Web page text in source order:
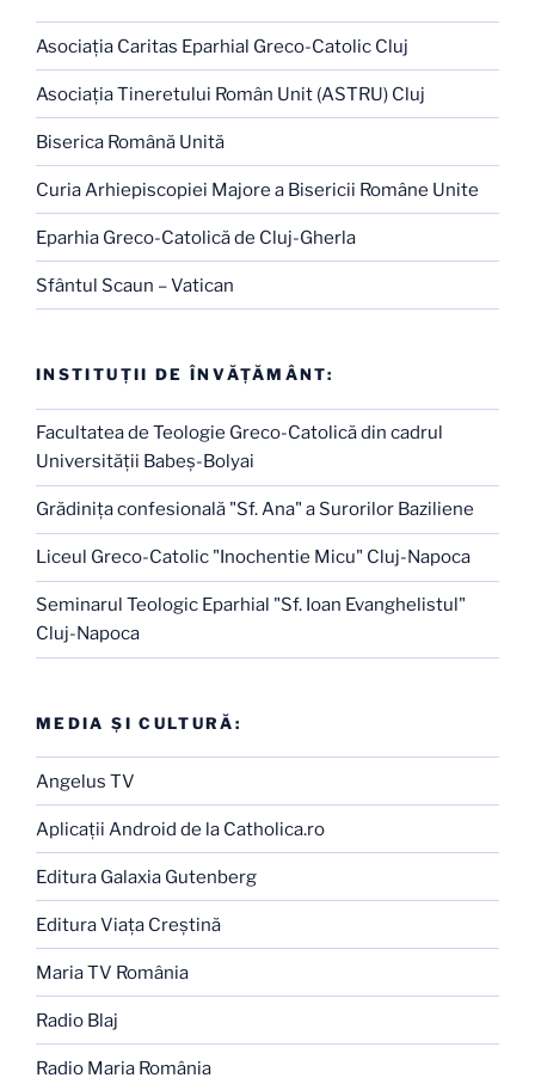
Asociaţia Caritas Eparhial Greco-Catolic Cluj
Asociaţia Tineretului Român Unit (ASTRU) Cluj
Biserica Română Unită
Curia Arhiepiscopiei Majore a Bisericii Române Unite
Eparhia Greco-Catolică de Cluj-Gherla
Sfântul Scaun – Vatican
INSTITUŢII DE ÎNVĂŢĂMÂNT:
Facultatea de Teologie Greco-Catolică din cadrul
Universităţii Babeş-Bolyai
Grădiniţa confesională "Sf. Ana" a Surorilor Baziliene
Liceul Greco-Catolic "Inochentie Micu" Cluj-Napoca
Seminarul Teologic Eparhial "Sf. Ioan Evanghelistul"
Cluj-Napoca
MEDIA ŞI CULTURĂ:
Angelus TV
Aplicaţii Android de la Catholica.ro
Editura Galaxia Gutenberg
Editura Viaţa Creştină
Maria TV România
Radio Blaj
Radio Maria România